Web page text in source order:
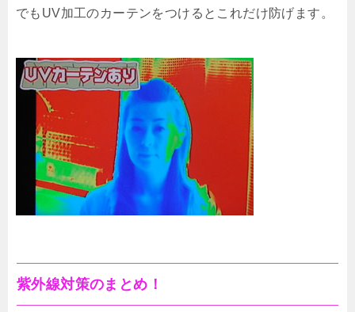
でもUV加工のカーテンをつけるとこれだけ防げます。
紫外線対策のまとめ！